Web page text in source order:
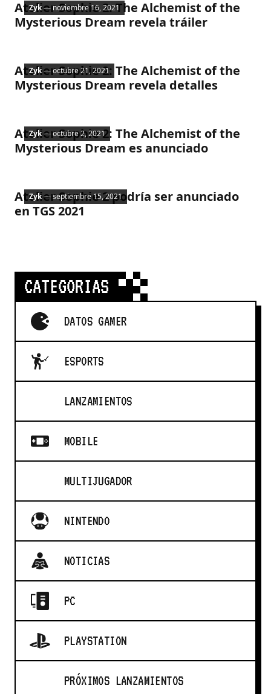
Atelier Sophie 2: The Alchemist of the
Mysterious Dream revela tráiler
Zyk— noviembre 16, 2021
Atelier Sophie 2: The Alchemist of the
Mysterious Dream revela detalles
Zyk— octubre 21, 2021
Atelier Sophie 2: The Alchemist of the
Mysterious Dream es anunciado
Zyk— octubre 2, 2021
Atelier Sophie 2 podría ser anunciado
en TGS 2021
Zyk— septiembre 15, 2021
CATEGORIAS
DATOS GAMER
ESPORTS
LANZAMIENTOS
MOBILE
MULTIJUGADOR
NINTENDO
NOTICIAS
PC
PLAYSTATION
PRÓXIMOS LANZAMIENTOS